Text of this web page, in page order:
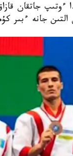
ءوتىپ جاتقان
التىن جانە